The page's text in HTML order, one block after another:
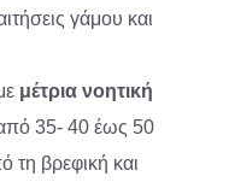
γάμου και
μέτρια νοητική
από 35- 40 έως 50
τη βρεφική και